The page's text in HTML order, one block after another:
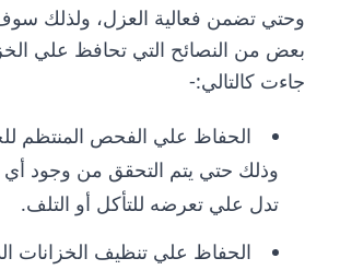
وحتي تضمن فعالية العزل، ولذلك
بعض من النصائح التي تحافظ علي
جاءت كالتالي:-
الحفاظ علي الفحص المنتظم
وذلك حتي يتم التحقق من وجود أي
تدل علي تعرضه للتأكل أو التلف.
الحفاظ علي تنظيف الخزانات